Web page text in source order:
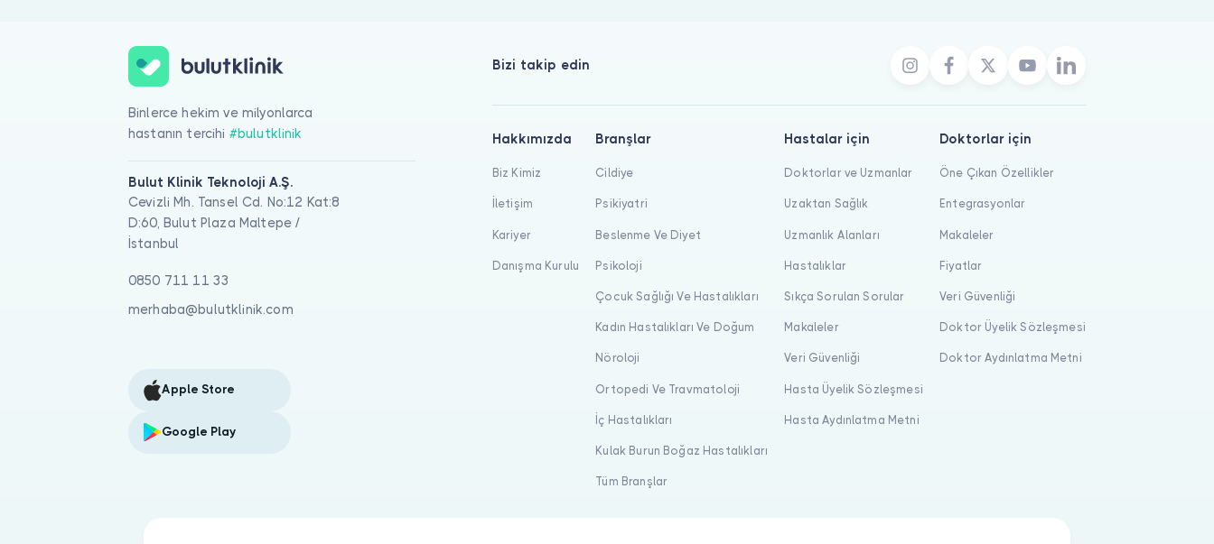
Binlerce hekim ve milyonlarca
hastanın tercihi #bulutklinik
Bulut Klinik Teknoloji A.Ş.
Cevizli Mh. Tansel Cd. No:12 Kat:8
D:60, Bulut Plaza Maltepe /
İstanbul
0850 711 11 33
merhaba@bulutklinik.com
Apple Store
Google Play
Bizi takip edin
Hakkımızda
Biz Kimiz
İletişim
Kariyer
Danışma Kurulu
Branşlar
Cildiye
Psikiyatri
Beslenme Ve Diyet
Psikoloji
Çocuk Sağlığı Ve Hastalıkları
Kadın Hastalıkları Ve Doğum
Nöroloji
Ortopedi Ve Travmatoloji
İç Hastalıkları
Kulak Burun Boğaz Hastalıkları
Tüm Branşlar
Hastalar için
Doktorlar ve Uzmanlar
Uzaktan Sağlık
Uzmanlık Alanları
Hastalıklar
Sıkça Sorulan Sorular
Makaleler
Veri Güvenliği
Hasta Üyelik Sözleşmesi
Hasta Aydınlatma Metni
Doktorlar için
Öne Çıkan Özellikler
Entegrasyonlar
Makaleler
Fiyatlar
Veri Güvenliği
Doktor Üyelik Sözleşmesi
Doktor Aydınlatma Metni